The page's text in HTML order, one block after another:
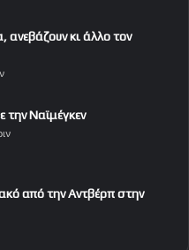
ανεβάζουν κι άλλο τον
την Ναϊμέγκεν
από την Αντβέρπ στην